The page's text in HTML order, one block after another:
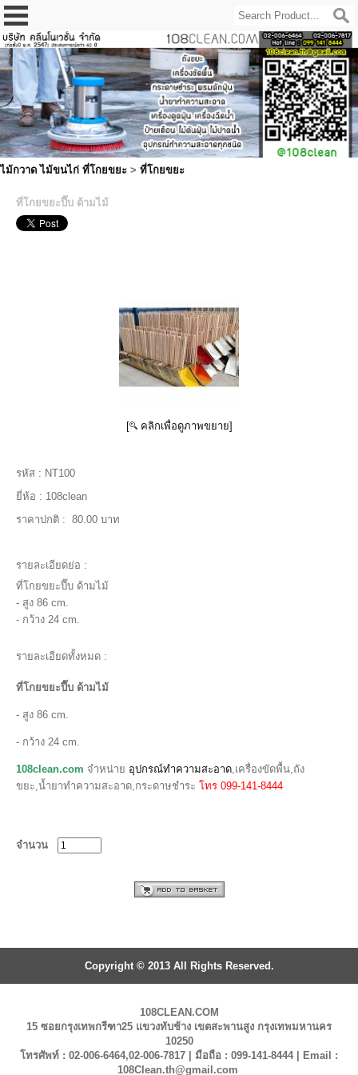
ไม้กวาด ไม้ขนไก่ ที่โกยขยะ > ที่โกยขยะ
ที่โกยขยะปี๊บ ด้ามไม้
[ คลิกเพื่อดูภาพขยาย]
รหัส : NT100
ยี่ห้อ : 108clean
ราคาปกติ : 80.00 บาท
รายละเอียดย่อ :
ที่โกยขยะปี๊บ ด้ามไม้
- สูง 86 cm.
- กว้าง 24 cm.
รายละเอียดทั้งหมด :
ที่โกยขยะปี๊บ ด้ามไม้
- สูง 86 cm.
- กว้าง 24 cm.
108clean.com จำหน่าย อุปกรณ์ทำความสะอาด,เครื่องขัดพื้น,ถัง
ขยะ,น้ำยาทำความสะอาด,กระดาษชำระ โทร 099-141-8444
จำนวน
Copyright © 2013 All Rights Reserved.
108CLEAN.COM
15 ซอยกรุงเทพกรีฑา25 แขวงทับช้าง เขตสะพานสูง กรุงเทพมหานคร
10250
โทรศัพท์ : 02-006-6464,02-006-7817 | มือถือ : 099-141-8444 | Email :
108Clean.th@gmail.com